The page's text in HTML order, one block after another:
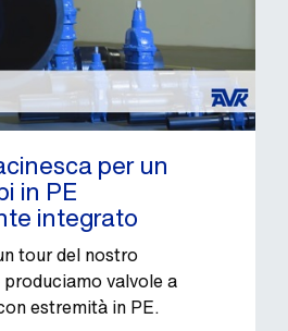
per un
in PE
integrato
tour del nostro
valvole a
estremità in PE.